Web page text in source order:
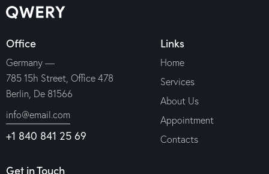
Office
Germany —
785 15h Street, Office 478
Berlin, De 81566
info@email.com
+1 840 841 25 69
Links
Home
Services
About Us
Appointment
Contacts
Get in Touch